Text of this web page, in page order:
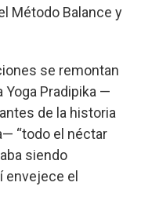
Método Balance y
se remontan
Yoga Pradipika —
de la historia
“todo el néctar
siendo
envejece el